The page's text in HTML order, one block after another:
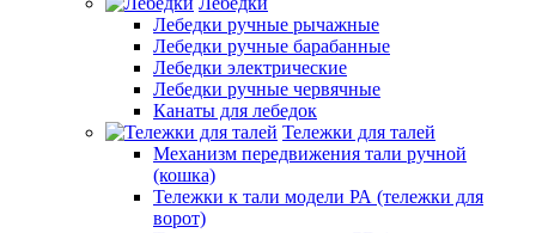
Лебедки ручные рычажные
Лебедки ручные барабанные
Лебедки электрические
Лебедки ручные червячные
Канаты для лебедок
Тележки для талей
Механизм передвижения тали ручной
(кошка)
Тележки к тали модели РА (тележки для
ворот)